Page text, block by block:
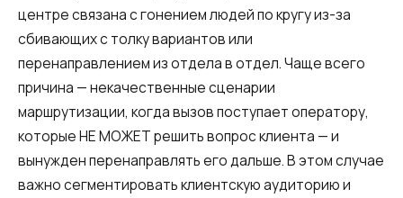
центре связана с гонением людей по кругу из-за
сбивающих с толку вариантов или
перенаправлением из отдела в отдел. Чаще всего
причина — некачественные сценарии
маршрутизации, когда вызов поступает оператору,
которые НЕ МОЖЕТ решить вопрос клиента — и
вынужден перенаправлять его дальше. В этом случае
важно сегментировать клиентскую аудиторию и